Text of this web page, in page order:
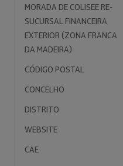
MORADA DE COLISEE RE-
SUCURSAL FINANCEIRA
EXTERIOR (ZONA FRANCA
DA MADEIRA)
CÓDIGO POSTAL
CONCELHO
DISTRITO
WEBSITE
CAE